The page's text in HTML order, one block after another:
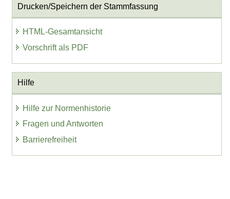
Drucken/Speichern der Stammfassung
HTML-Gesamtansicht
Vorschrift als PDF
Hilfe
Hilfe zur Normenhistorie
Fragen und Antworten
Barrierefreiheit